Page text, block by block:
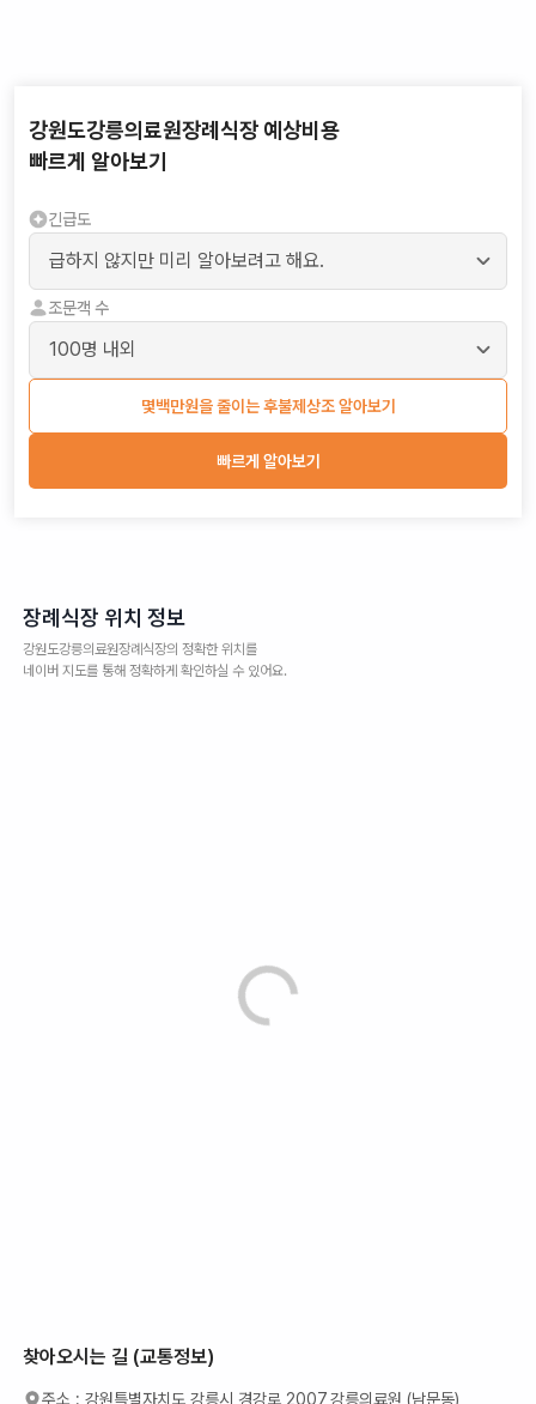
강원도강릉의료원장례식장 예상비용
빠르게 알아보기
긴급도
조문객 수
몇백만원을 줄이는 후불제상조 알아보기
빠르게 알아보기
장례식장 위치 정보
강원도강릉의료원장례식장의 정확한 위치를
네이버 지도를 통해 정확하게 확인하실 수 있어요.
찾아오시는 길 (교통정보)
주소 : 강원특별자치도 강릉시 경강로 2007,강릉의료원 (남문동)